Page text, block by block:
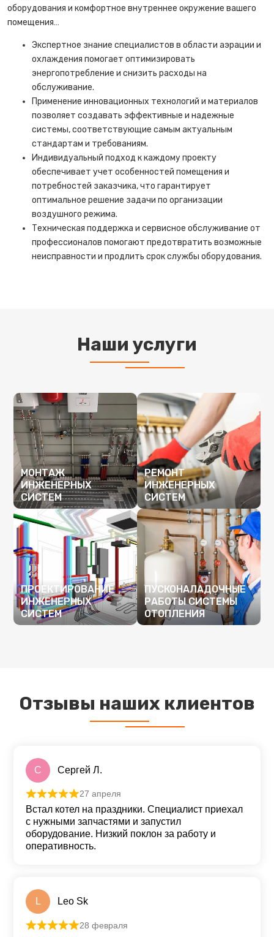
оборудования и комфортное внутреннее окружение вашего
помещения…
Экспертное знание специалистов в области аэрации и
охлаждения помогает оптимизировать
энергопотребление и снизить расходы на
обслуживание.
Применение инновационных технологий и материалов
позволяет создавать эффективные и надежные
системы, соответствующие самым актуальным
стандартам и требованиям.
Индивидуальный подход к каждому проекту
обеспечивает учет особенностей помещения и
потребностей заказчика, что гарантирует
оптимальное решение задачи по организации
воздушного режима.
Техническая поддержка и сервисное обслуживание от
профессионалов помогают предотвратить возможные
неисправности и продлить срок службы оборудования.
Наши услуги
МОНТАЖ
ИНЖЕНЕРНЫХ
СИСТЕМ
ПОДРОБНЕЕ
РЕМОНТ
ИНЖЕНЕРНЫХ
СИСТЕМ
ПОДРОБНЕЕ
ПРОЕКТИРОВАНИЕ
ИНЖЕНЕРНЫХ
СИСТЕМ
ПУСКОНАЛАДОЧНЫЕ
РАБОТЫ СИСТЕМЫ
ОТОПЛЕНИЯ
Отзывы наших клиентов
С Сергей Л.
Оценка из 5
27 апреля
Встал котел на праздники. Специалист приехал
с нужными запчастями и запустил
оборудование. Низкий поклон за работу и
оперативность.
L Leo Sk
Оценка5 из 5
28 февраля